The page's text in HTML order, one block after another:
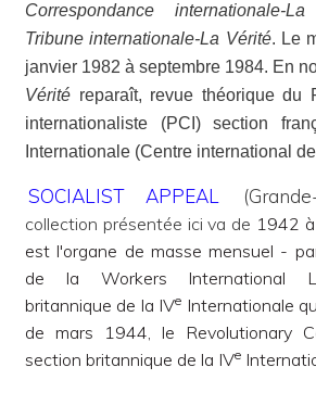
Correspondance internationale-
Tribune internationale-La Vérité. Le
janvier 1982 à septembre 1984. En
Vérité reparaît, revue théorique du
internationaliste (PCI) section
Internationale (Centre international
SOCIALIST APPEAL
collection présentée ici va de 1942
est l'organe de masse mensuel -
de la Workers International
britannique de la IVe Internationale
de mars 1944, le Revolutionary
section britannique de la IVe